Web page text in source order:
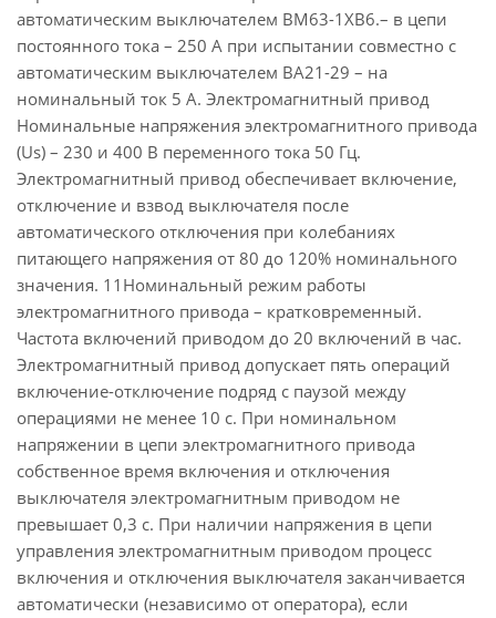
автоматическим выключателем ВМ63-1ХВ6.– в цепи
постоянного тока – 250 А при испытании совместно с
автоматическим выключателем ВА21-29 – на
номинальный ток 5 А. Электромагнитный привод
Номинальные напряжения электромагнитного привода
(Us) – 230 и 400 В переменного тока 50 Гц.
Электромагнитный привод обеспечивает включение,
отключение и взвод выключателя после
автоматического отключения при колебаниях
питающего напряжения от 80 до 120% номинального
значения. 11Номинальный режим работы
электромагнитного привода – кратковременный.
Частота включений приводом до 20 включений в час.
Электромагнитный привод допускает пять операций
включение-отключение подряд с паузой между
операциями не менее 10 c. При номинальном
напряжении в цепи электромагнитного привода
собственное время включения и отключения
выключателя электромагнитным приводом не
превышает 0,3 с. При наличии напряжения в цепи
управления электромагнитным приводом процесс
включения и отключения выключателя заканчивается
автоматически (независимо от оператора), если